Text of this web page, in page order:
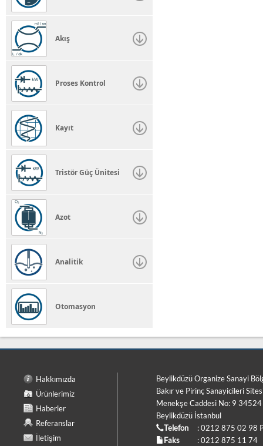
Akış
Proses Kontrol
Kayıt
Tristör Güç Ünitesi
Azot
Analitik
Otomasyon
Hakkımızda
Ürünlerimiz
Haberler
Referanslar
İletişim
Beylikdüzü Organize Sanayi
Bakır ve Pirinç Sanayicileri
Menekşe Caddesi No: 9 34524
Beylikdüzü İstanbul
Telefon
: 0212 875 02 98
Faks
: 0212 875 11 74